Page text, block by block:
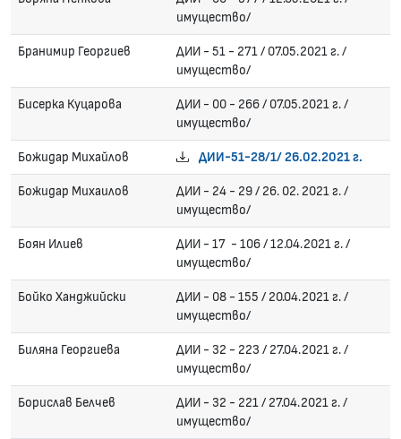
имущество/
Бранимир Георгиев
ДИИ - 51 - 271 / 07.05.2021 г. /
имущество/
Бисерка Куцарова
ДИИ - 00 - 266 / 07.05.2021 г. /
имущество/
Божидар Михайлов ДИИ-51-28/1/ 26.02.2021 г.
Божидар Михаилов
ДИИ - 24 - 29 / 26. 02. 2021 г. /
имущество/
Боян Илиев
ДИИ - 17 - 106 / 12.04.2021 г. /
имущество/
Бойко Ханджийски
ДИИ - 08 - 155 / 20.04.2021 г. /
имущество/
Биляна Георгиева
ДИИ - 32 - 223 / 27.04.2021 г. /
имущество/
Борислав Белчев
ДИИ - 32 - 221 / 27.04.2021 г. /
имущество/